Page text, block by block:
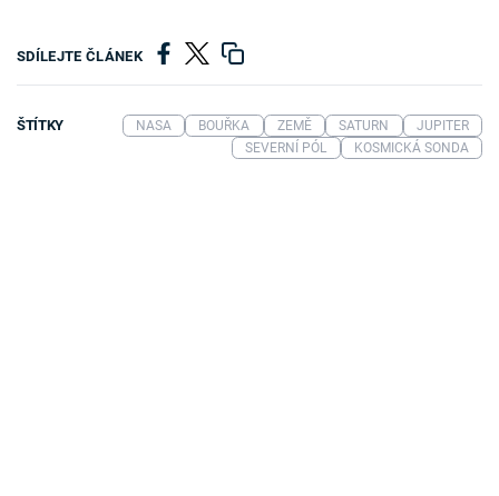
SDÍLEJTE ČLÁNEK
ŠTÍTKY NASA BOUŘKA ZEMĚ SATURN
JUPITER
SEVERNÍ PÓL
KOSMICKÁ SONDA